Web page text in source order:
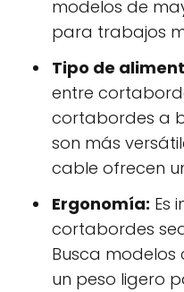
modelos de
para trabajos
Tipo de
entre
cortabordes a
son más
cable ofrecen
Ergonomía: Es
cortabordes
Busca
un peso ligero